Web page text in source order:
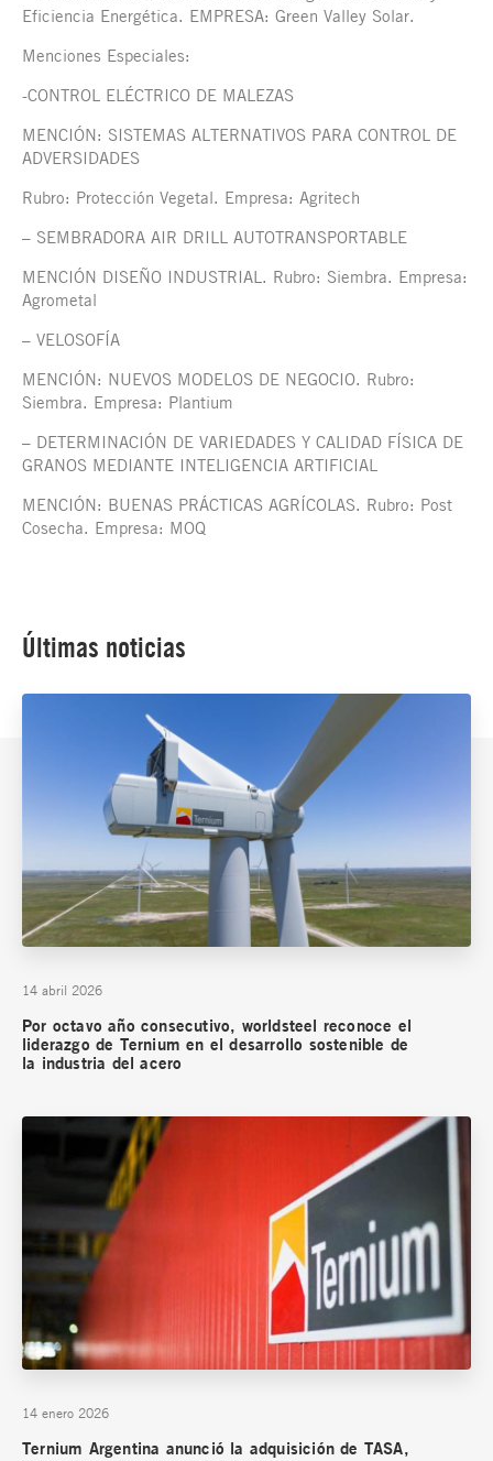
Eficiencia Energética. EMPRESA: Green Valley Solar.
Menciones Especiales:
-CONTROL ELÉCTRICO DE MALEZAS
MENCIÓN: SISTEMAS ALTERNATIVOS PARA CONTROL DE
ADVERSIDADES
Rubro: Protección Vegetal. Empresa: Agritech
– SEMBRADORA AIR DRILL AUTOTRANSPORTABLE
MENCIÓN DISEÑO INDUSTRIAL. Rubro: Siembra. Empresa:
Agrometal
– VELOSOFÍA
MENCIÓN: NUEVOS MODELOS DE NEGOCIO. Rubro:
Siembra. Empresa: Plantium
– DETERMINACIÓN DE VARIEDADES Y CALIDAD FÍSICA DE
GRANOS MEDIANTE INTELIGENCIA ARTIFICIAL
MENCIÓN: BUENAS PRÁCTICAS AGRÍCOLAS. Rubro: Post
Cosecha. Empresa: MOQ
Últimas noticias
14 abril 2026
Por octavo año consecutivo, worldsteel reconoce el
liderazgo de Ternium en el desarrollo sostenible de
la industria del acero
14 enero 2026
Ternium Argentina anunció la adquisición de TASA,